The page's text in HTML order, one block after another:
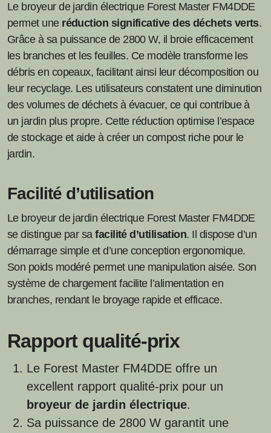
Le broyeur de jardin électrique Forest Master FM4DDE
permet une réduction significative des déchets verts.
Grâce à sa puissance de 2800 W, il broie efficacement
les branches et les feuilles. Ce modèle transforme les
débris en copeaux, facilitant ainsi leur décomposition ou
leur recyclage. Les utilisateurs constatent une diminution
des volumes de déchets à évacuer, ce qui contribue à
un jardin plus propre. Cette réduction optimise l’espace
de stockage et aide à créer un compost riche pour le
jardin.
Facilité d’utilisation
Le broyeur de jardin électrique Forest Master FM4DDE
se distingue par safacilité d’utilisation. Il dispose d’un
démarrage simple et d’une conception ergonomique.
Son poids modéré permet une manipulation aisée. Son
système de chargement facilite l’alimentation en
branches, rendant le broyage rapide et efficace.
Rapport qualité-prix
Le Forest Master FM4DDE offre un
excellent rapport qualité-prix pour un
broyeur de jardin électrique.
Sa puissance de 2800 W garantit une